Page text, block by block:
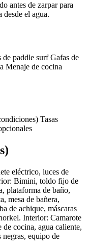
antes de zarpar para
desde el agua.
paddle surf Gafas de
Menaje de cocina
Tasas
eléctrico, luces de
Bimini, toldo fijo de
plataforma de baño,
mesa de bañera,
de achique, máscaras
Interior: Camarote
de cocina, agua caliente,
negras, equipo de